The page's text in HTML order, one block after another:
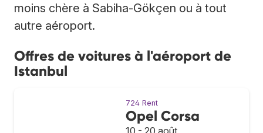
moins chère à Sabiha-Gökçen ou à tout
autre aéroport.
Offres de voitures à l'aéroport de
Istanbul
724 Rent
Opel Corsa
10 - 20 août